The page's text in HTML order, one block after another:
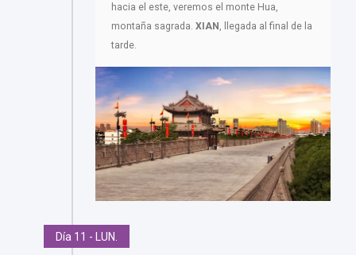
hacia el este, veremos el monte Hua,
montaña sagrada. XIAN , llegada al final de la
tarde.
Día 11 - LUN.